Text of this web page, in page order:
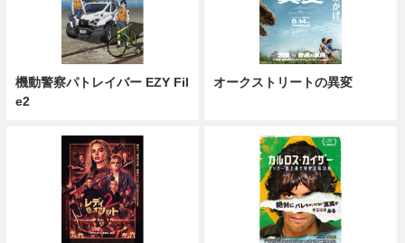
機動警察パトレイバー EZY Fil
e2
オークストリートの異変